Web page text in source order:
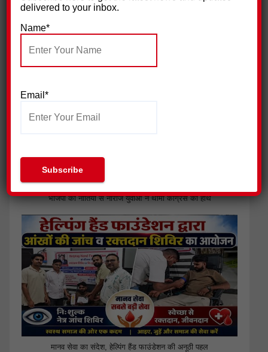
भाजपा की नीतियों से नाराज युवाओं ने थामा कांग्रेस का हाथ
मानव सेवा का संदेश, हेल्पिंग हैंड फाउंडेशन की अनूठी पहल
delivered to your inbox.
Name*
Email*